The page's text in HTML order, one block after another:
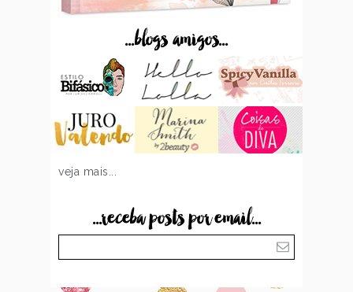
...blogs amigos...
veja mais...
...receba posts por email...